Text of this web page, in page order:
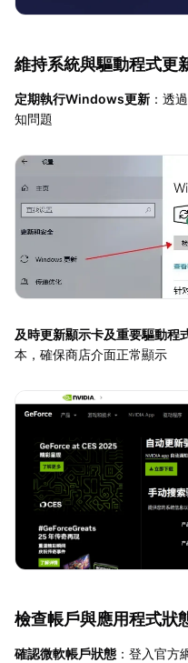
維持系統與驅動程式更
定期執行Windows更新 ：透
知問題
及時更新顯示卡及重要驅動程
本，確保商店介面正常顯示
檢查帳戶與應用程式狀
確認微軟帳戶狀態 ：登入官方